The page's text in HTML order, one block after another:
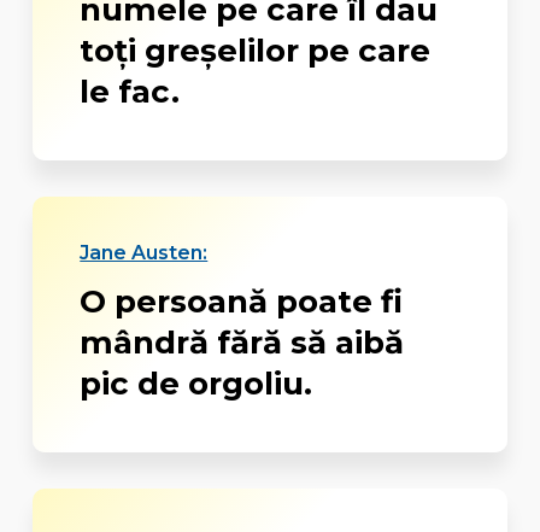
numele pe care îl dau
toți greșelilor pe care
le fac.
Jane Austen:
O persoană poate fi
mândră fără să aibă
pic de orgoliu.